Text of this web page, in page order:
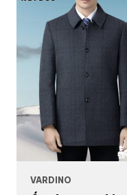
VARDINO